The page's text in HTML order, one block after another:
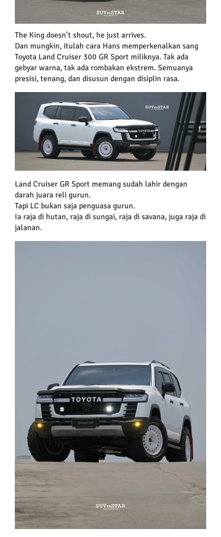
The King doesn’t shout, he just arrives.
Dan mungkin, itulah cara Hans memperkenalkan sang
Toyota Land Cruiser 300 GR Sport miliknya. Tak ada
gebyar warna, tak ada rombakan ekstrem. Semuanya
presisi, tenang, dan disusun dengan disiplin rasa.
Land Cruiser GR Sport memang sudah lahir dengan
darah juara reli gurun.
Tapi LC bukan saja penguasa gurun.
Ia raja di hutan, raja di sungai, raja di savana, juga raja di
jalanan.